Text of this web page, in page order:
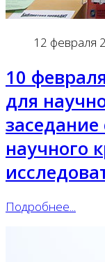
12 февраля
10
для
заседание
научного
Подробнее...